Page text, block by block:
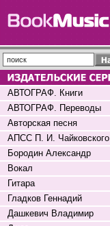
АВТОГРАФ. Книги
АВТОГРАФ. Переводы
Авторская песня
АПСС П. И. Чайковского
Бородин Александр
Вокал
Гитара
Гладков Геннадий
Дашкевич Владимир